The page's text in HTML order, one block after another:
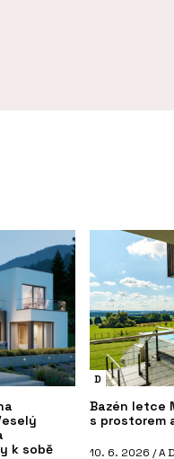
k sobě
D
Bazén letce
s prostorem
10. 6. 2026 /